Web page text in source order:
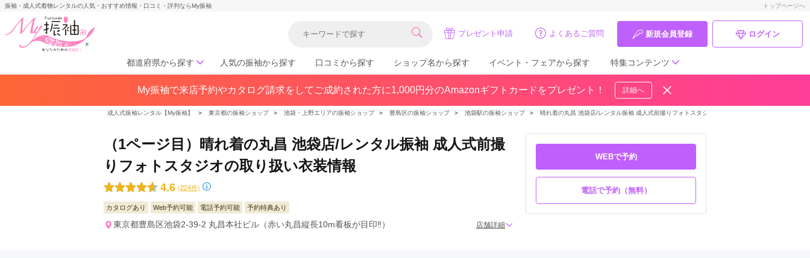
振袖・成人式着物レンタルの人気・おすすめ情報・口コミ・評判ならMy振袖 トップページへ
プレゼント申請 よくあるご質問 新規会員登録 ログイン
都道府県から探す
北海道／東北
北海道(142) 青森県(41)
岩手県(30)
福島県(60)
関東
東京都(383)
千葉県(183)
茨城県(93)
群馬県(57) 栃木県(54)
中部
愛知県(285)
静岡県(148)
岐阜県(85)
三重県(76)
長野県(80)
山梨県(37)
新潟県(65)
北陸
人気の振袖から探す 口コミから探す ショップ名から探す イベント・フェアから探す 特集コンテンツ
個性的振袖コーディネート特集
成人式レポート
My振袖で来店予約やカタログ請求をしてご成約された方に1,000円分のAmazonギフトカードをプレゼント！ 詳細へ
成人式振袖レンタル【My振袖】 ＞ 東京都の振袖ショップ ＞ 池袋・上野エリアの振袖ショップ ＞ 豊島区の振袖ショップ ＞ 池袋駅の振袖ショップ ＞ 晴れ着の丸昌 池袋店/レンタル振袖 成人式前撮りフォトスタジオ
（1ページ目）晴れ着の丸昌 池袋店/レンタル振袖 成人式前撮
りフォトスタジオの取り扱い衣装情報
4.6 (224件)
カタログあり Web予約可能 電話予約可能 予約特典あり
東京都豊島区池袋2-39-2 丸昌本社ビル（赤い丸昌縦長10m看板が目印‼︎） 店舗詳細
WEBで予約
電話で予約（無料）